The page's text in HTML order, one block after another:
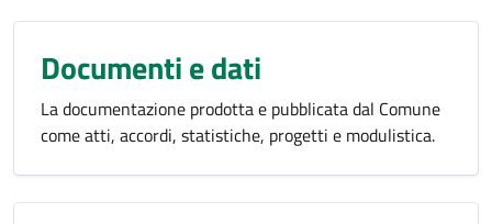
Documenti e dati
La documentazione prodotta e pubblicata dal Comune
come atti, accordi, statistiche, progetti e modulistica.